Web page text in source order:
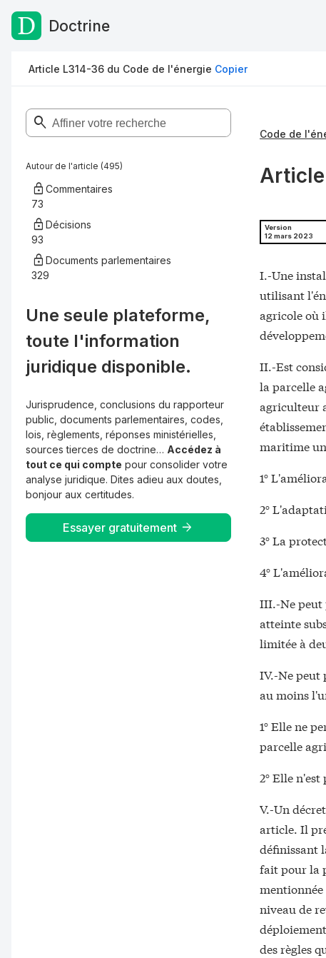
Passer au contenu
Doctrine
Article L314-36 du Code de l'énergie Copier
Autour de l'article (495)
Commentaires
73
Décisions
93
Documents parlementaires
329
Une seule plateforme,
toute l'information
juridique disponible.
Jurisprudence, conclusions du rapporteur
public, documents parlementaires, codes,
lois, règlements, réponses ministérielles,
sources tierces de doctrine… Accédez à
tout ce qui compte pour consolider votre
analyse juridique. Dites adieu aux doutes,
bonjour aux certitudes.
Essayer gratuitement
Code de
Article
Version
12 mars 2023
I.-Une
utilisant
agricole où
II.-Est
la parcelle
agriculteur
maritime
1°
2°
3° La
4°
III.-Ne peut
atteinte
limitée à
IV.-Ne peut
au moins
1° Elle ne
parcelle
2° Elle n'est
V.-Un
article. Il
définissant
fait pour la
niveau de
des règles